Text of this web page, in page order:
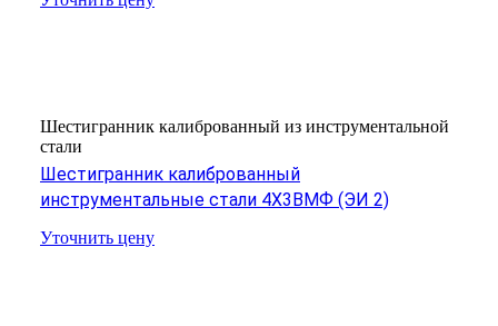
Шестигранник калиброванный из инструментальной
стали
Шестигранник калиброванный
инструментальные стали 4Х3ВМФ (ЭИ 2)
Уточнить цену